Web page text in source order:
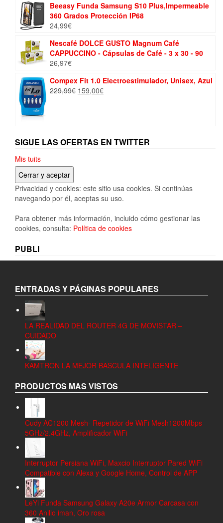
Beeasy Funda Samsung S10 Plus,Impermeable
360 Grados Protección IP68
24,99€
Nescafé DOLCE GUSTO Magnum Café
CAPPUCCINO - Cápsulas de Café - 3 x 30 - 90
26,97€
Compex Fit 1.0 Electroestimulador, Unisex, Azul
229,99€ El
159,00€El
SIGUE LAS OFERTAS EN TWITTER
Mis tuits
Privacidad y cookies: este sitio usa cookies. Si continúas
navegando por él, aceptas su uso.
Para obtener más información, incluido cómo gestionar las
cookies, consulta: Política de cookies
PUBLI
ENTRADAS Y PÁGINAS POPULARES
LA REALIDAD DEL ROUTER 4G DE MOVISTAR –
CUIDADO
KAMTRON LA MEJOR BASCULA INTELIGENTE
PRODUCTOS MAS VISTOS
Cudy AC1200 Mesh- Repetidor de WiFi Mesh1200Mbps
5GHz/2.4GHz, Amplificador WiFi
Interruptor Persiana WiFi, Maxcio Interruptor Pared WiFi
Compatible con Alexa y Google Home, Control de APP
LeYi Funda Samsung Galaxy A20e Armor Carcasa con
360 Anillo iman, Oro rosa